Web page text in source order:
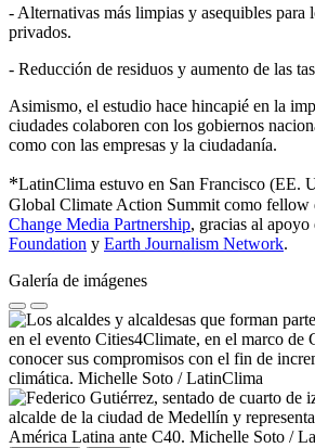
- Alternativas más limpias y asequibles para
privados.
- Reducción de residuos y aumento de las
Asimismo, el estudio hace hincapié en la
ciudades colaboren con los gobiernos
como con las empresas y la ciudadanía.
*LatinClima estuvo en San Francisco (EE.
Global Climate Action Summit como fellow
Change Media Partnership, gracias al apoyo
Foundation y Earth Journalism Network.
Galería de imágenes